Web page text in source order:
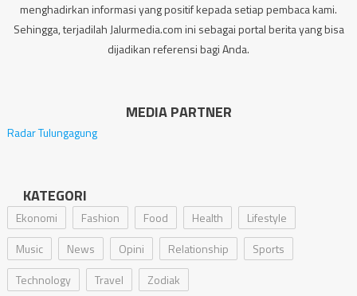
menghadirkan informasi yang positif kepada setiap pembaca kami.
Sehingga, terjadilah Jalurmedia.com ini sebagai portal berita yang bisa
dijadikan referensi bagi Anda.
MEDIA PARTNER
Radar Tulungagung
KATEGORI
Ekonomi Fashion Food Health
Lifestyle
Music
News Opini Relationship
Sports
Technology
Travel Zodiak